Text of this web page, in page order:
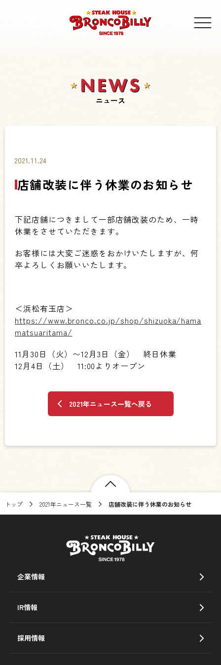
ニュース
2021.11.24
店舗改装に伴う休業のお知らせ
下記店舗につきまして一部店舗改装のため、一時
休業をさせていただきます。
お客様には大変ご迷惑をおかけいたしますが、何
卒よろしくお願いいたします。
＜浜松有玉店＞
https://www.bronco.co.jp/shop/shizuoka/hama
matsuaritama/
11月30日（火）〜12月3日（金） 終日休業
12月4日（土） 11:00よりオープン
2021年ニュース一覧へ戻る
トップ 2021年ニュース一覧 店舗改装に伴う休業のお知らせ
企業情報
IR情報
採用情報